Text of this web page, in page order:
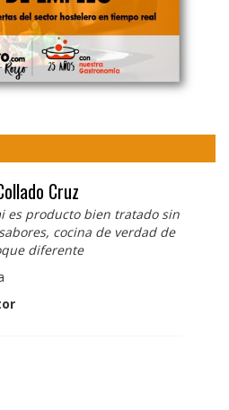
Cruz
es producto bien tratado sin
cocina de verdad de
diferente